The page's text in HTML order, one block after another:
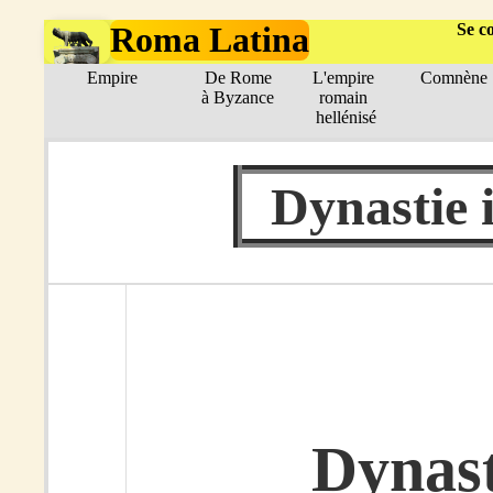
Roma Latina Se
Empire
De Rome
à Byzance
L'empire
romain
hellénisé
Dynastie